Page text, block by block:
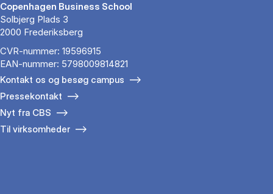
Copenhagen Business School
Solbjerg Plads 3
2000 Frederiksberg
CVR-nummer: 19596915
EAN-nummer: 5798009814821
Kontakt os og besøg campus
Pressekontakt
Nyt fra CBS
Til virksomheder